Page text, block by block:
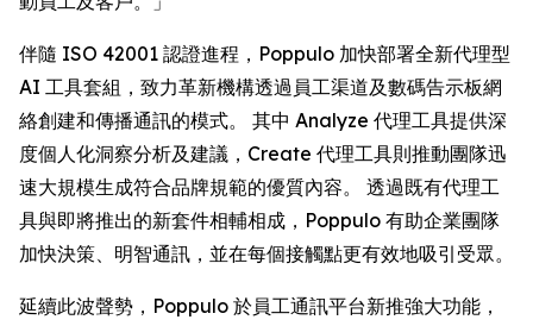
伴隨 ISO 42001 認證進程，Poppulo 加快部署全新代理型
AI 工具套組，致力革新機構透過員工渠道及數碼告示板網
絡創建和傳播通訊的模式。 其中 Analyze 代理工具提供深
度個人化洞察分析及建議， Create 代理工具則推動團隊迅
速大規模生成符合品牌規範的優質內容。 透過既有代理工
具與即將推出的新套件相輔相成，Poppulo 有助企業團隊
加快決策、明智通訊，並在每個接觸點更有效地吸引受眾。
延續此波聲勢，Poppulo 於員工通訊平台新推強大功能，